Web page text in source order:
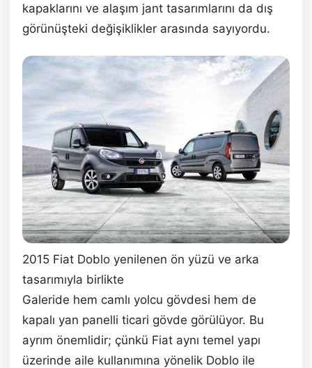
kapaklarını ve alaşım jant tasarımlarını da dış
görünüşteki değişiklikler arasında sayıyordu.
2015 Fiat Doblo yenilenen ön yüzü ve arka
tasarımıyla birlikte
Galeride hem camlı yolcu gövdesi hem de
kapalı yan panelli ticari gövde görülüyor. Bu
ayrım önemlidir; çünkü Fiat aynı temel yapı
üzerinde aile kullanımına yönelik Doblo ile